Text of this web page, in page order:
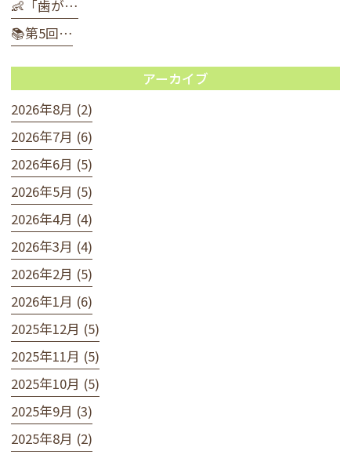
👶「歯が…
📚第5回…
アーカイブ
2026年8月 (2)
2026年7月 (6)
2026年6月 (5)
2026年5月 (5)
2026年4月 (4)
2026年3月 (4)
2026年2月 (5)
2026年1月 (6)
2025年12月 (5)
2025年11月 (5)
2025年10月 (5)
2025年9月 (3)
2025年8月 (2)